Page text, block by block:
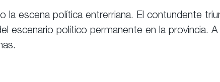
escena política entrerriana. El contundente
escenario político permanente en la provincia.